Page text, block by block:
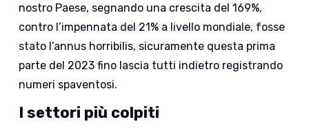
nostro Paese, segnando una crescita del 169%,
contro l’impennata del 21% a livello mondiale, fosse
stato l’annus horribilis, sicuramente questa prima
parte del 2023 fino lascia tutti indietro registrando
numeri spaventosi.
I settori più colpiti